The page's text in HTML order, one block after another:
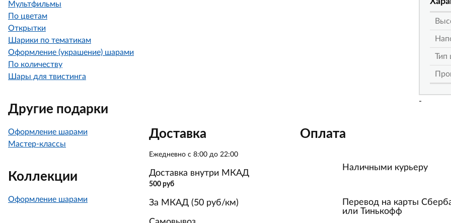
Тип
-
Доставка
Ежедневно с 8:00 до 22:00
Доставка внутри МКАД
500 руб
За МКАД (50 руб/км)
Оплата
Наличными курьеру
Перевод на карты
или Тинькофф
Мультфильмы
По цветам
Открытки
Шарики по тематикам
Оформление (украшение) шарами
По количеству
Шары для твистинга
Другие подарки
Оформление шарами
Мастер-классы
Коллекции
Оформление шарами